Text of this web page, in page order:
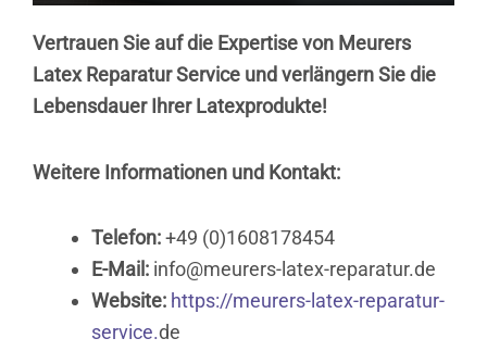
Vertrauen Sie auf die Expertise von Meurers
Latex Reparatur Service und verlängern Sie die
Lebensdauer Ihrer Latexprodukte!
Weitere Informationen und Kontakt:
Telefon:+49 (0)1608178454
E-Mail: info@meurers-latex-reparatur.de
Website: https://meurers-latex-reparatur-
service.de